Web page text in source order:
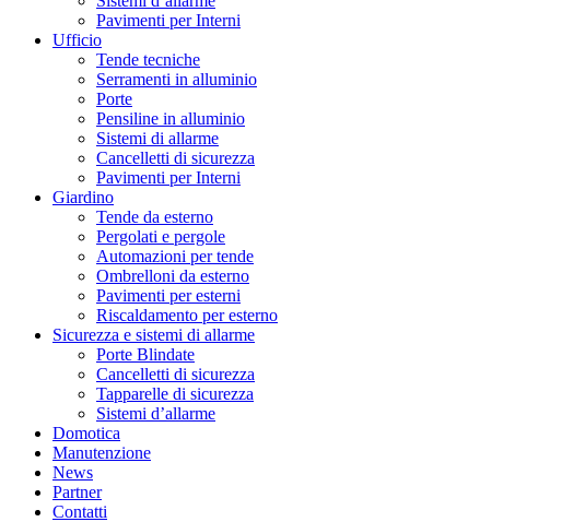
Pavimenti per Interni
Ufficio
Tende tecniche
Serramenti in alluminio
Porte
Pensiline in alluminio
Sistemi di allarme
Cancelletti di sicurezza
Pavimenti per Interni
Giardino
Tende da esterno
Pergolati e pergole
Automazioni per tende
Ombrelloni da esterno
Pavimenti per esterni
Riscaldamento per esterno
Sicurezza e sistemi di allarme
Porte Blindate
Cancelletti di sicurezza
Tapparelle di sicurezza
Sistemi d’allarme
Domotica
Manutenzione
News
Partner
Contatti